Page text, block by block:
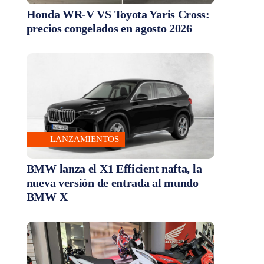
Honda WR-V VS Toyota Yaris Cross:
precios congelados en agosto 2026
LANZAMIENTOS
BMW lanza el X1 Efficient nafta, la
nueva versión de entrada al mundo
BMW X